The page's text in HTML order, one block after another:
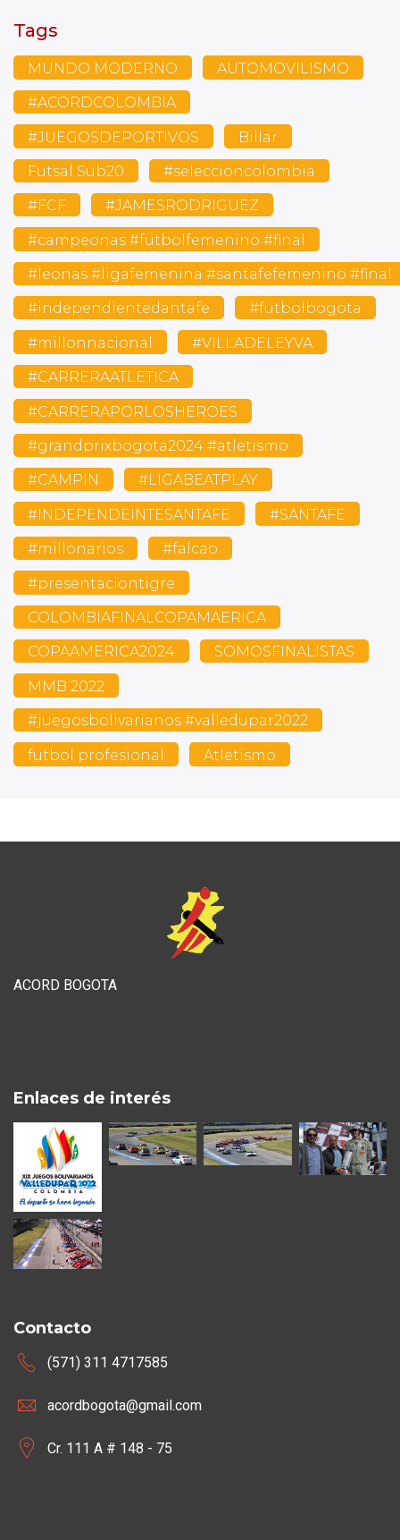
Tags
MUNDO MODERNO AUTOMOVILISMO
#ACORDCOLOMBIA
#JUEGOSDEPORTIVOS Billar
Futsal Sub20 #seleccioncolombia
#FCF #JAMESRODRIGUEZ
#campeonas #futbolfemenino #final
#leonas #ligafemenina #santafefemenino #final
#independientedantafe #futbolbogota
#millonnacional #VILLADELEYVA
#CARRERAATLETICA
#CARRERAPORLOSHEROES
#grandprixbogota2024 #atletismo
#CAMPIN #LIGABEATPLAY
#INDEPENDEINTESANTAFE #SANTAFE
#millonarios #falcao
#presentaciontigre
COLOMBIAFINALCOPAMAERICA
COPAAMERICA2024 SOMOSFINALISTAS
MMB 2022
#juegosbolivarianos #valledupar2022
futbol profesional Atletismo
ACORD BOGOTA
Enlaces de interés
Contacto
(571) 311 4717585
acordbogota@gmail.com
Cr. 111 A # 148 - 75